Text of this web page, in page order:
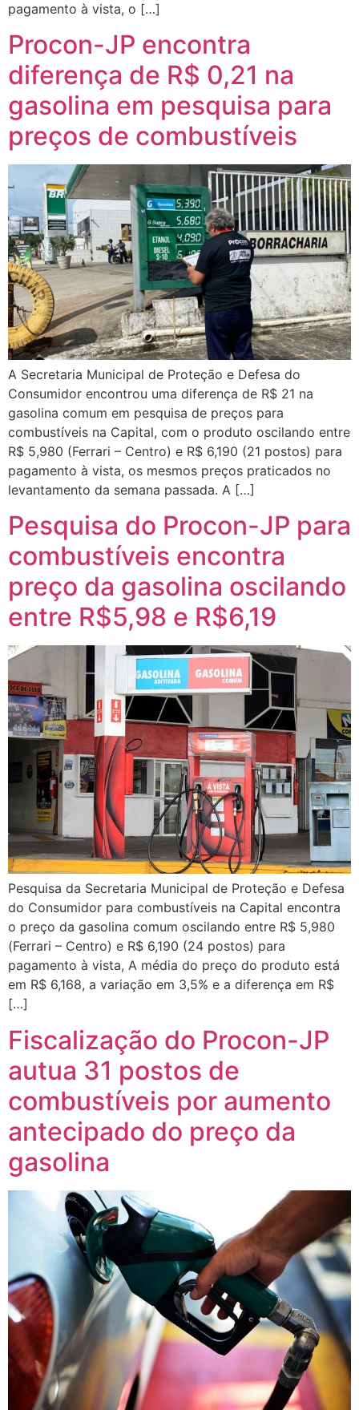
pagamento à vista, o […]
Procon-JP encontra
diferença de R$ 0,21 na
gasolina em pesquisa para
preços de combustíveis
A Secretaria Municipal de Proteção e Defesa do
Consumidor encontrou uma diferença de R$ 21 na
gasolina comum em pesquisa de preços para
combustíveis na Capital, com o produto oscilando entre
R$ 5,980 (Ferrari – Centro) e R$ 6,190 (21 postos) para
pagamento à vista, os mesmos preços praticados no
levantamento da semana passada. A […]
Pesquisa do Procon-JP para
combustíveis encontra
preço da gasolina oscilando
entre R$5,98 e R$6,19
Pesquisa da Secretaria Municipal de Proteção e Defesa
do Consumidor para combustíveis na Capital encontra
o preço da gasolina comum oscilando entre R$ 5,980
(Ferrari – Centro) e R$ 6,190 (24 postos) para
pagamento à vista, A média do preço do produto está
em R$ 6,168, a variação em 3,5% e a diferença em R$
[…]
Fiscalização do Procon-JP
autua 31 postos de
combustíveis por aumento
antecipado do preço da
gasolina